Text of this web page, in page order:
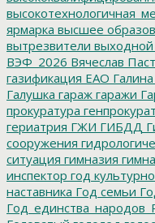
ярмарка высшее
вытрезвители выходной
ВЭФ_2026 Вячеслав
газификация ЕАО
Галушка гараж гаражи
прокуратура
гериатрия ГЖИ ГИБДД
сооружения
ситуация гимназия
инспектор год
наставника Год семьи